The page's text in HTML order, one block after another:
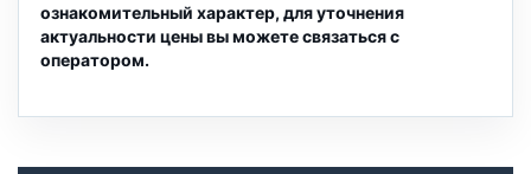
ознакомительный характер, для уточнения
актуальности цены вы можете связаться с
оператором.